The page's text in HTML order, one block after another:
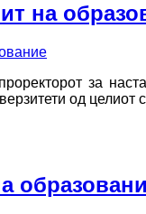
на
проректорот за
од целиот